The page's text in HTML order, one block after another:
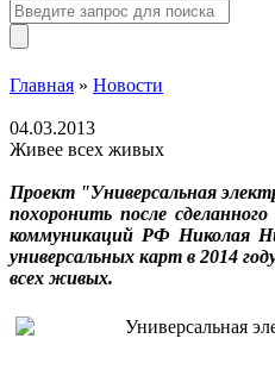
Главная » Новости
04.03.2013
Живее всех живых
Проект "Универсальная
похоронить после
коммуникаций РФ Николая
универсальных карт в 2014
всех живых.